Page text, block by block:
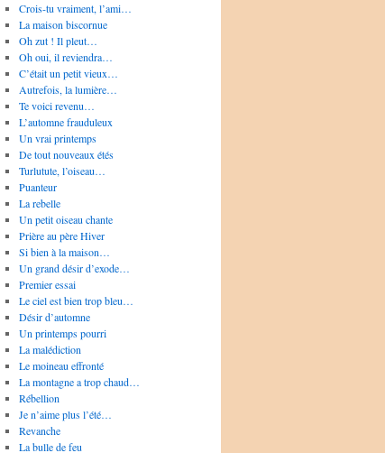
Crois-tu vraiment, l’ami…
La maison biscornue
Oh zut ! Il pleut…
Oh oui, il reviendra…
C’était un petit vieux…
Autrefois, la lumière…
Te voici revenu…
L’automne frauduleux
Un vrai printemps
De tout nouveaux étés
Turlutute, l’oiseau…
Puanteur
La rebelle
Un petit oiseau chante
Prière au père Hiver
Si bien à la maison…
Un grand désir d’exode…
Premier essai
Le ciel est bien trop bleu…
Désir d’automne
Un printemps pourri
La malédiction
Le moineau effronté
La montagne a trop chaud…
Rébellion
Je n’aime plus l’été…
Revanche
La bulle de feu